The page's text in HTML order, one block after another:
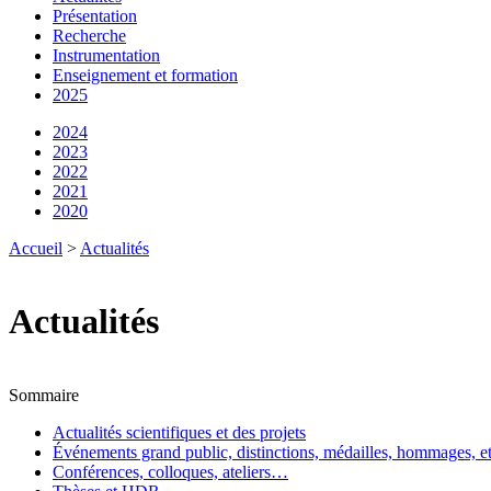
Présentation
Recherche
Instrumentation
Enseignement et formation
2025
2024
2023
2022
2021
2020
Accueil > Actualités
Actualités
Sommaire
Actualités scientifiques et des projets
Événements grand public, distinctions, médailles, hommages,
Conférences, colloques, ateliers…